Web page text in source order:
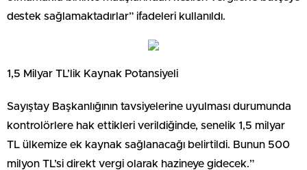
destek sağlamaktadırlar” ifadeleri kullanıldı.
1,5 Milyar TL’lik Kaynak Potansiyeli
Sayıştay Başkanlığının tavsiyelerine uyulması durumunda
kontrolörlere hak ettikleri verildiğinde, senelik 1,5 milyar
TL ülkemize ek kaynak sağlanacağı belirtildi. Bunun 500
milyon TL’si direkt vergi olarak hazineye gidecek.”